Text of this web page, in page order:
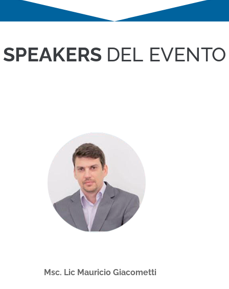
SPEAKERS DEL EVENTO
Msc. Lic Mauricio Giacometti